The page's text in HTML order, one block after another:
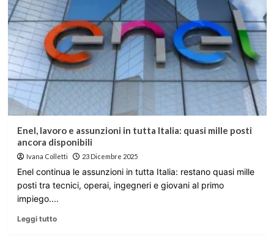
Enel, lavoro e assunzioni in tutta Italia: quasi mille posti
ancora disponibili
Ivana Colletti 23 Dicembre 2025
Enel continua le assunzioni in tutta Italia: restano quasi mille
posti tra tecnici, operai, ingegneri e giovani al primo
impiego....
Leggi tutto